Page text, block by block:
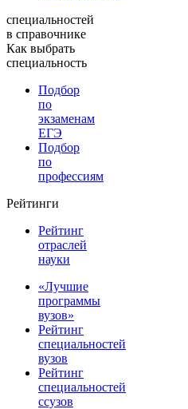
специальностей
в справочнике
Как выбрать
специальность
Подбор
по
экзаменам
ЕГЭ
Подбор
по
профессиям
Рейтинги
Рейтинг
отраслей
науки
«Лучшие
программы
вузов»
Рейтинг
специальностей
вузов
Рейтинг
специальностей
ссузов